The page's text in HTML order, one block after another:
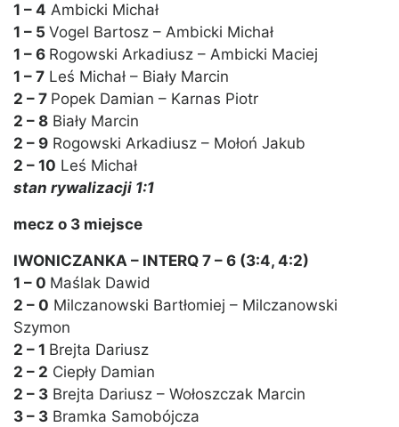
1 – 4 Ambicki Michał
1 – 5 Vogel Bartosz – Ambicki Michał
1 – 6 Rogowski Arkadiusz – Ambicki Maciej
1 – 7 Leś Michał – Biały Marcin
2 – 7 Popek Damian – Karnas Piotr
2 – 8 Biały Marcin
2 – 9 Rogowski Arkadiusz – Mołoń Jakub
2 – 10 Leś Michał
stan rywalizacji 1:1
mecz o 3 miejsce
IWONICZANKA – INTERQ 7 – 6 (3:4, 4:2)
1 – 0 Maślak Dawid
2 – 0 Milczanowski Bartłomiej – Milczanowski
Szymon
2 – 1 Brejta Dariusz
2 – 2 Ciepły Damian
2 – 3 Brejta Dariusz – Wołoszczak Marcin
3 – 3 Bramka Samobójcza